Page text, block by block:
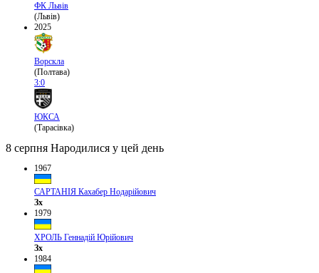
ФК Львів
(Львів)
2025
Ворскла
(Полтава)
3:0
ЮКСА
(Тарасівка)
8 серпня Народилися у цей день
1967
САРТАНІЯ Кахабер Нодарійович
Зх
1979
ХРОЛЬ Геннадій Юрійович
Зх
1984